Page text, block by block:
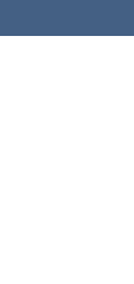
qua